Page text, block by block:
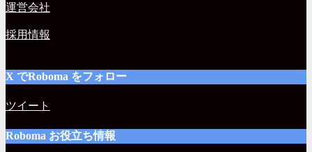
運営会社
採用情報
X でRoboma をフォロー
ツイート
Roboma お役立ち情報